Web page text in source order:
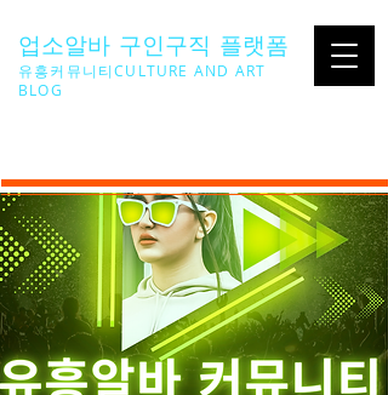
업소알바 구인구직 플랫폼
유흥커뮤니티CULTURE AND ART
BLOG